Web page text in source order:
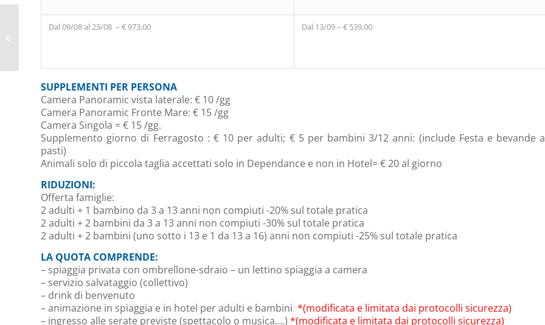
Dal 09/08 al 23/08 – € 973,00 Dal 13/09 – € 539,00
SUPPLEMENTI PER PERSONA
Camera Panoramic vista laterale: € 10 /gg
Camera Panoramic Fronte Mare: € 15 /gg
Camera Singola = € 15 /gg.
Supplemento giorno di Ferragosto : € 10 per adulti; € 5 per bambini 3/12 anni: (include Festa e bevande
pasti)
Animali solo di piccola taglia accettati solo in Dependance e non in Hotel= € 20 al giorno
RIDUZIONI:
Offerta famiglie:
2 adulti + 1 bambino da 3 a 13 anni non compiuti -20% sul totale pratica
2 adulti + 2 bambini da 3 a 13 anni non compiuti -30% sul totale pratica
2 adulti + 2 bambini (uno sotto i 13 e 1 da 13 a 16) anni non compiuti -25% sul totale pratica
LA QUOTA COMPRENDE:
– spiaggia privata con ombrellone-sdraio – un lettino spiaggia a camera
– servizio salvataggio (collettivo)
– drink di benvenuto
– animazione in spiaggia e in hotel per adulti e bambini *(modificata e limitata dai protocolli sicurezza)
– ingresso alle serate previste (spettacolo o musica….) *(modificata e limitata dai protocolli sicurezza)
SALENTO e le sue